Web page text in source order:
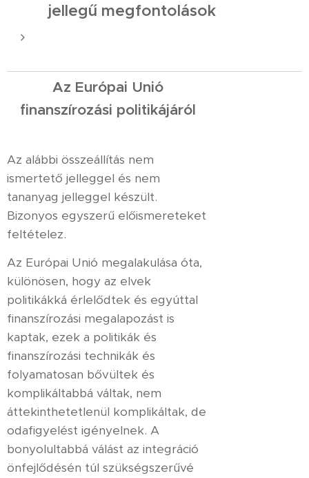
jellegű megfontolások
Az Európai Unió
finanszírozási politikájáról
Az alábbi összeállítás nem
ismertető jelleggel és nem
tananyag jelleggel készült.
Bizonyos egyszerű előismereteket
feltételez.
Az Európai Unió megalakulása óta,
különösen, hogy az elvek
politikákká érlelődtek és egyúttal
finanszírozási megalapozást is
kaptak, ezek a politikák és
finanszírozási technikák és
folyamatosan bővültek és
komplikáltabbá váltak, nem
áttekinthetetlenül komplikáltak, de
odafigyelést igényelnek. A
bonyolultabbá válást az integráció
önfejlődésén túl szükségszerűvé